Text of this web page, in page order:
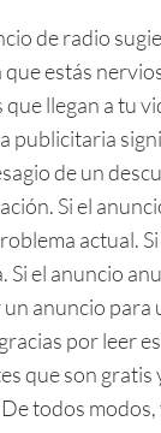
de radio
que estás
que llegan a tu
publicitaria
de un
Si el
actual.
Si el anuncio
anuncio para
por leer
que son gratis
todos